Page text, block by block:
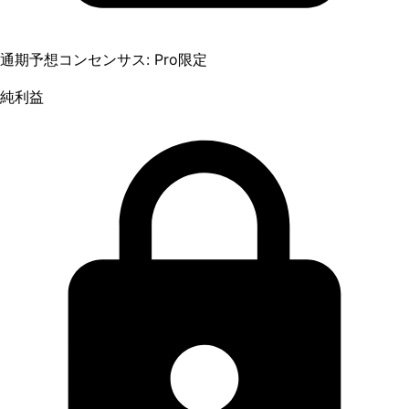
通期予想コンセンサス: Pro限定
純利益